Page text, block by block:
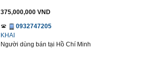
375,000,000 VND
0932747205
KHAI
Người dùng bán tại Hồ Chí Minh